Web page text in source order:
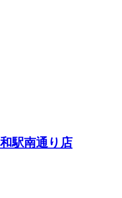
駅南通り店